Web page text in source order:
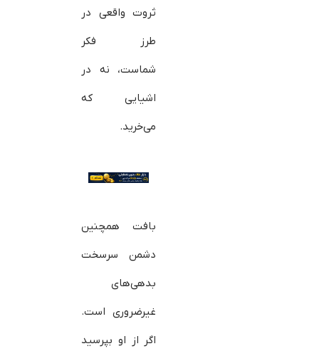
ثروت واقعی در
طرز فکر
شماست، نه در
اشیایی که
می‌خرید.
بافت همچنین
دشمن سرسخت
بدهی‌های
غیرضروری است.
اگر از او بپرسید